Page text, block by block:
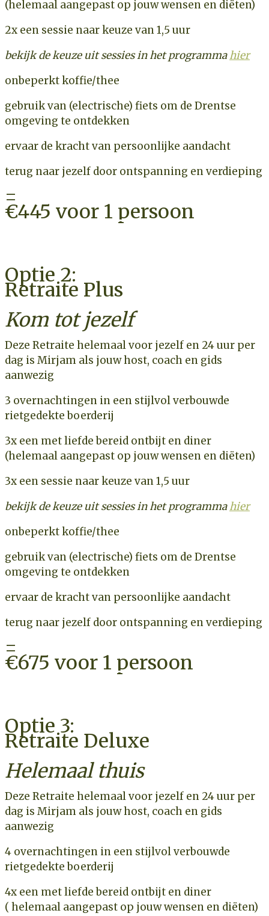
(helemaal aangepast op jouw wensen en diëten)
2x een sessie naar keuze van 1,5 uur
bekijk de keuze uit sessies in het programmahier
onbeperkt koffie/thee
gebruik van (electrische) fiets om de Drentse
omgeving te ontdekken
ervaar de kracht van persoonlijke aandacht
terug naar jezelf door ontspanning en verdieping
=
€445 voor 1 persoon
Optie 2:
Retraite Plus
Kom tot jezelf
Deze Retraite helemaal voor jezelf en 24 uur per
dag is Mirjam als jouw host, coach en gids
aanwezig
3 overnachtingen in een stijlvol verbouwde
rietgedekte boerderij
3x een met liefde bereid ontbijt en diner
(helemaal aangepast op jouw wensen en diëten)
3x een sessie naar keuze van 1,5 uur
bekijk de keuze uit sessies in het programmahier
onbeperkt koffie/thee
gebruik van (electrische) fiets om de Drentse
omgeving te ontdekken
ervaar de kracht van persoonlijke aandacht
terug naar jezelf door ontspanning en verdieping
=
€675 voor 1 persoon
Optie 3:
Retraite Deluxe
Helemaal thuis
Deze Retraite helemaal voor jezelf en 24 uur per
dag is Mirjam als jouw host, coach en gids
aanwezig
4 overnachtingen in een stijlvol verbouwde
rietgedekte boerderij
4x een met liefde bereid ontbijt en diner
( helemaal aangepast op jouw wensen en diëten)